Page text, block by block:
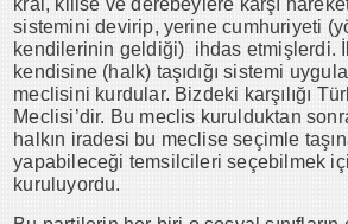
sistemini devirip, yerine cumhuriyeti
kendilerinin geldiği) ihdas etmişlerdi.
kendisine (halk) taşıdığı sistemi
meclisini kurdular. Bizdeki karşılığı
Meclisi’dir. Bu meclis kurulduktan
halkın iradesi bu meclise seçimle
yapabileceği temsilcileri seçebilmek
kuruluyordu.